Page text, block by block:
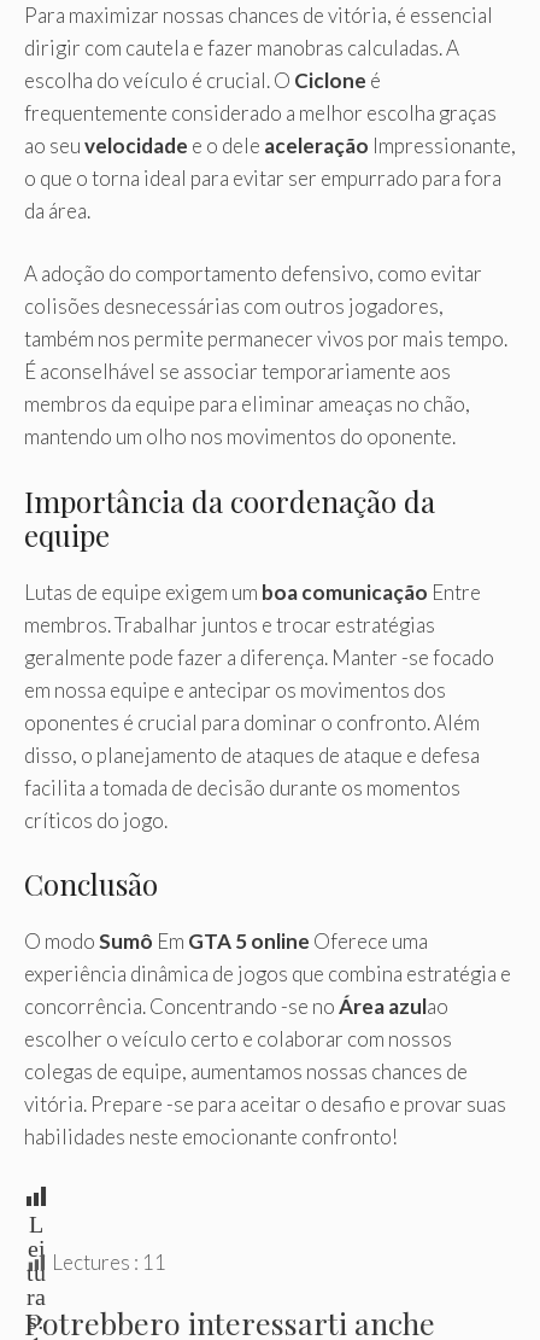
Para maximizar nossas chances de vitória, é essencial
dirigir com cautela e fazer manobras calculadas. A
escolha do veículo é crucial. O Ciclone é
frequentemente considerado a melhor escolha graças
ao seuvelocidade e o dele aceleração Impressionante,
o que o torna ideal para evitar ser empurrado para fora
da área.
A adoção do comportamento defensivo, como evitar
colisões desnecessárias com outros jogadores,
também nos permite permanecer vivos por mais tempo.
É aconselhável se associar temporariamente aos
membros da equipe para eliminar ameaças no chão,
mantendo um olho nos movimentos do oponente.
Importância da coordenação da
equipe
Lutas de equipe exigem um boa comunicação Entre
membros. Trabalhar juntos e trocar estratégias
geralmente pode fazer a diferença. Manter -se focado
em nossa equipe e antecipar os movimentos dos
oponentes é crucial para dominar o confronto. Além
disso, o planejamento de ataques de ataque e defesa
facilita a tomada de decisão durante os momentos
críticos do jogo.
Conclusão
O modoSumô Em GTA 5 online Oferece uma
experiência dinâmica de jogos que combina estratégia e
concorrência. Concentrando -se noÁrea azulao
escolher o veículo certo e colaborar com nossos
colegas de equipe, aumentamos nossas chances de
vitória. Prepare -se para aceitar o desafio e provar suas
habilidades neste emocionante confronto!
L
ei
tu
ra
s:
Lectures : 11
Potrebbero interessarti anche